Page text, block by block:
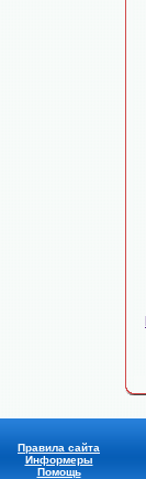
Правила сайта
Информеры
Помощь